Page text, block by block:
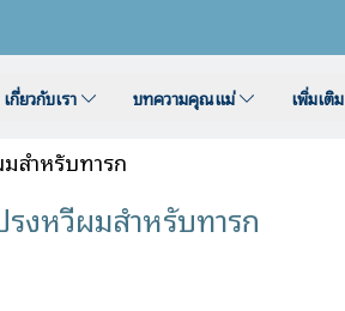
เกี่ยวกับเรา บทความคุณแม่ เพิ่มเติม
สำหรับทารก
งหวีผมสำหรับทารก